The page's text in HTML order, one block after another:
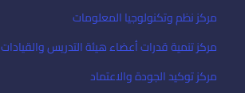
مركز نظم وتكنولوجيا المعلومات
مركز تنمية قدرات أعضاء هيئة التدريس والقيادات
مركز توكيد الجودة والاعتماد